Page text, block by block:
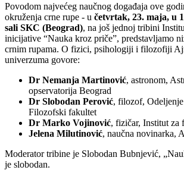
Povodom najvećeg naučnog događaja ove
okruženja crne rupe - u četvrtak, 23. maja, u
sali SKC (Beograd), na još jednoj tribini
inicijative “Nauka kroz priče”, predstavljamo
crnim rupama. O fizici, psihologiji i filozofiji
univerzuma govore:
Dr Nemanja Martinović, astronom,
opservatorija Beograd
Dr Slobodan Perović, filozof,
Filozofski fakultet
Dr Marko Vojinović, fizičar, Institut za
Jelena Milutinović, naučna novinarka,
Moderator tribine je Slobodan Bubnjević,
je slobodan.